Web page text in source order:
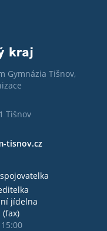
Gymnázia Tišnov,
Tišnov
tisnov.cz
jídelna
(fax)